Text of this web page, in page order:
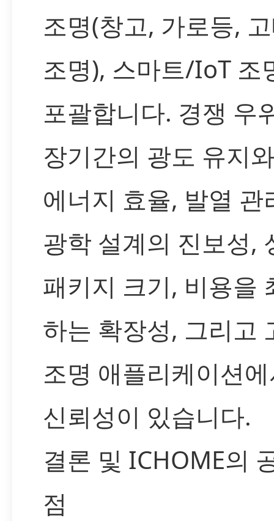
조명(창고, 가로등,
조명), 스마트/IoT 조
포괄합니다. 경쟁 우
장기간의 광도 유지
에너지 효율, 발열 관
광학 설계의 진보성,
패키지 크기, 비용을
하는 확장성, 그리고
조명 애플리케이션
신뢰성이 있습니다.
결론 및 ICHOME의
점